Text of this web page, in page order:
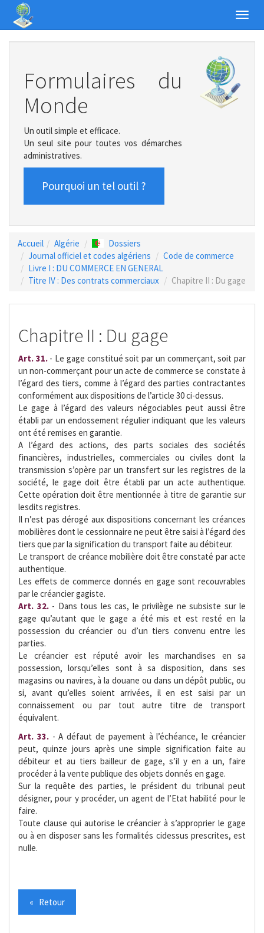
Formulaires du
Monde
Un outil simple et efficace.
Un seul site pour toutes vos démarches
administratives.
Pourquoi un tel outil ?
Accueil Algérie
Dossiers
Journal officiel et codes algériens
Code de commerce
Livre I : DU COMMERCE EN GENERAL
Titre IV : Des contrats commerciaux
Chapitre II : Du gage
Chapitre II : Du gage
Art. 31.- Le gage constitué soit par un commerçant, soit par
un non-commerçant pour un acte de commerce se constate à
l’égard des tiers, comme à l’égard des parties contractantes
conformément aux dispositions de l’article 30 ci-dessus.
Le gage à l’égard des valeurs négociables peut aussi être
établi par un endossement régulier indiquant que les valeurs
ont été remises en garantie.
A l’égard des actions, des parts sociales des sociétés
financières, industrielles, commerciales ou civiles dont la
transmission s’opère par un transfert sur les registres de la
société, le gage doit être établi par un acte authentique.
Cette opération doit être mentionnée à titre de garantie sur
lesdits registres.
Il n’est pas dérogé aux dispositions concernant les créances
mobilières dont le cessionnaire ne peut être saisi à l’égard des
tiers que par la signification du transport faite au débiteur.
Le transport de créance mobilière doit être constaté par acte
authentique.
Les effets de commerce donnés en gage sont recouvrables
par le créancier gagiste.
Art. 32.- Dans tous les cas, le privilège ne subsiste sur le
gage qu’autant que le gage a été mis et est resté en la
possession du créancier ou d’un tiers convenu entre les
parties.
Le créancier est réputé avoir les marchandises en sa
possession, lorsqu’elles sont à sa disposition, dans ses
magasins ou navires, à la douane ou dans un dépôt public, ou
si, avant qu’elles soient arrivées, il en est saisi par un
connaissement ou par tout autre titre de transport
équivalent.
Art. 33.- A défaut de payement à l’échéance, le créancier
peut, quinze jours après une simple signification faite au
débiteur et au tiers bailleur de gage, s’il y en a un, faire
procéder à la vente publique des objets donnés en gage.
Sur la requête des parties, le président du tribunal peut
désigner, pour y procéder, un agent de l’Etat habilité pour le
faire.
Toute clause qui autorise le créancier à s’approprier le gage
ou à en disposer sans les formalités cidessus prescrites, est
nulle.
« Retour